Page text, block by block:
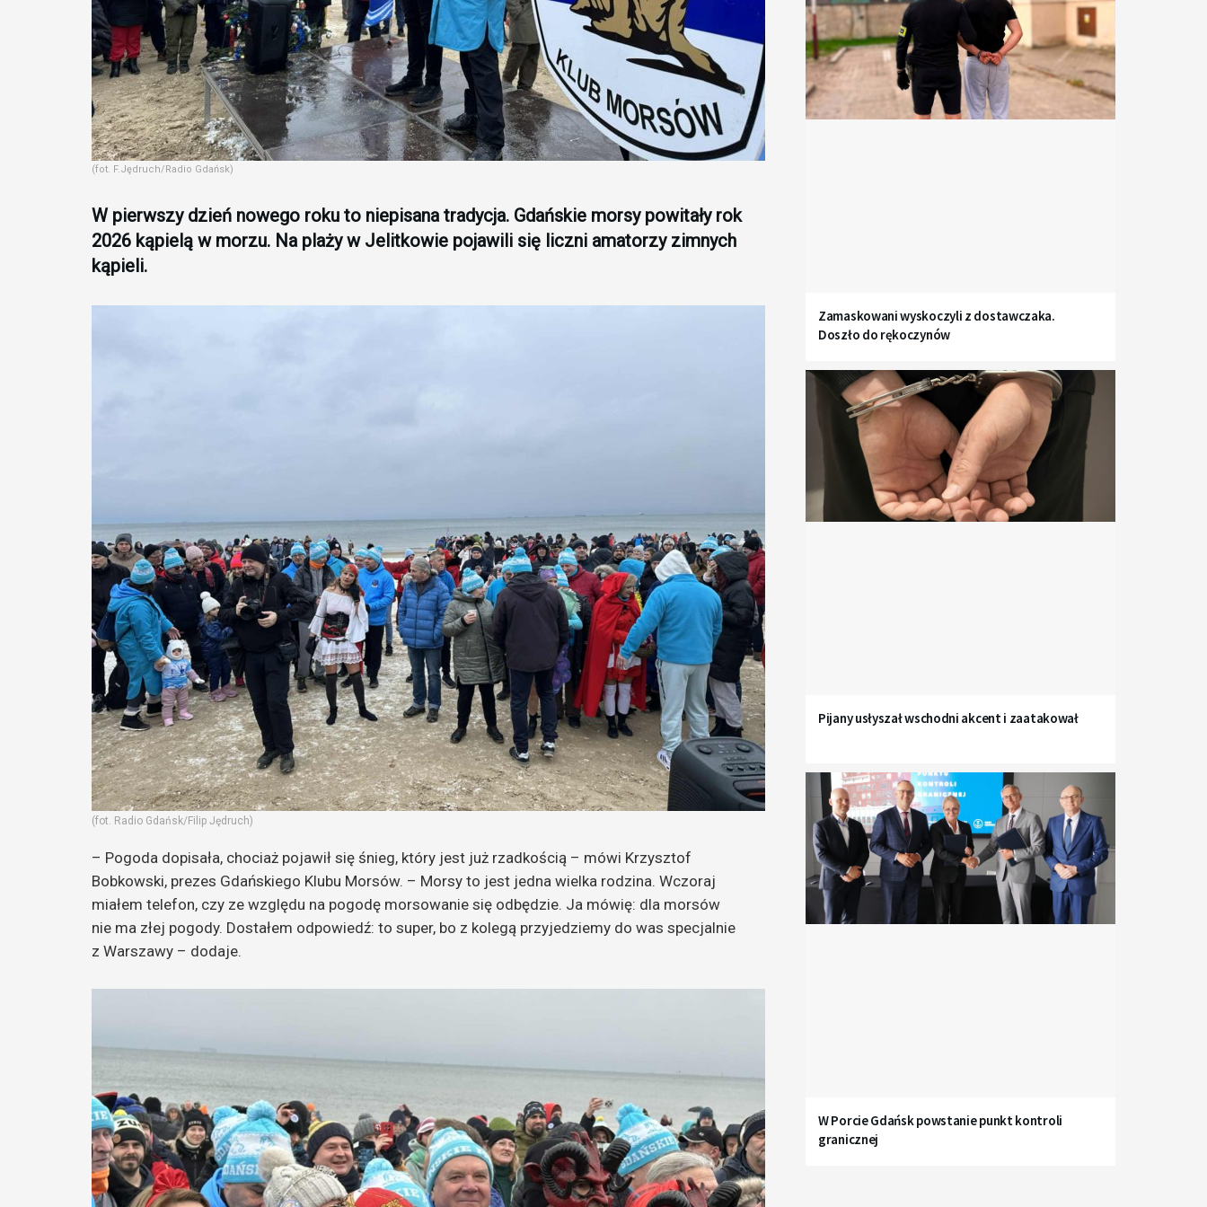
(fot. F.Jędruch/Radio Gdańsk)
W pierwszy dzień nowego roku to niepisana tradycja. Gdańskie morsy powitały rok
2026 kąpielą w morzu. Na plaży w Jelitkowie pojawili się liczni amatorzy zimnych
kąpieli.
(fot. Radio Gdańsk/Filip Jędruch)
– Pogoda dopisała, chociaż pojawił się śnieg, który jest już rzadkością – mówi Krzysztof
Bobkowski, prezes Gdańskiego Klubu Morsów. – Morsy to jest jedna wielka rodzina. Wczoraj
miałem telefon, czy ze względu na pogodę morsowanie się odbędzie. Ja mówię: dla morsów
nie ma złej pogody. Dostałem odpowiedź: to super, bo z kolegą przyjedziemy do was specjalnie
z Warszawy – dodaje.
Zamaskowani wyskoczyli z dostawczaka.
Doszło do rękoczynów
Pijany usłyszał wschodni akcent i zaatakował
W Porcie Gdańsk powstanie punkt kontroli
granicznej